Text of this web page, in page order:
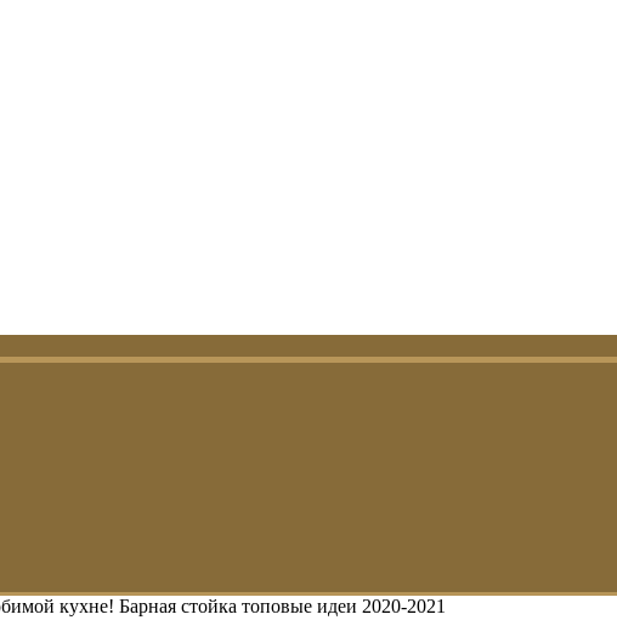
кухне! Барная стойка топовые идеи 2020-2021